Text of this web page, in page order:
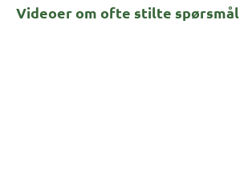
Videoer om ofte stilte spørsmål